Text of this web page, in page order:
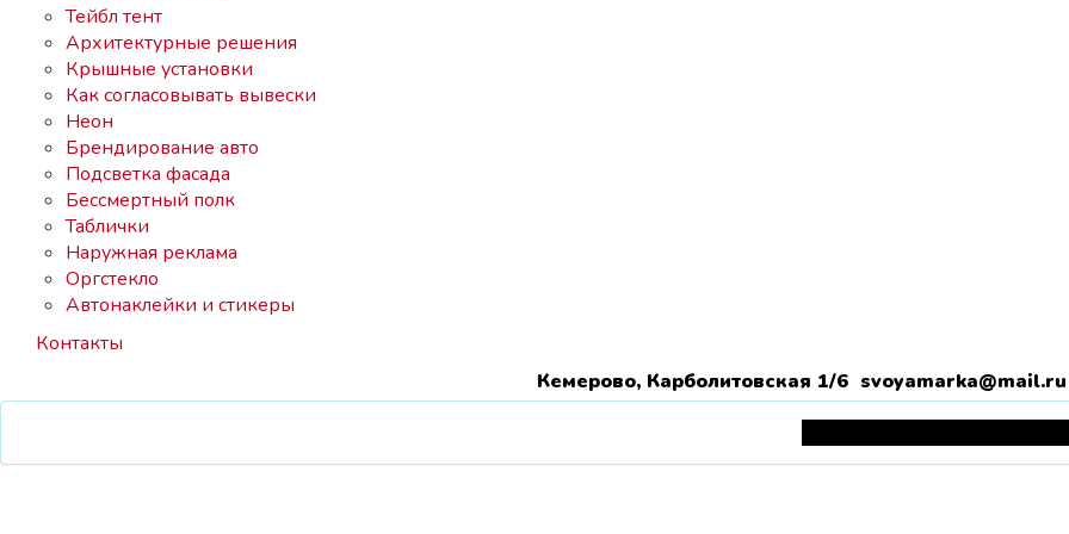
Тейбл тент
Архитектурные решения
Крышные установки
Как согласовывать вывески
Неон
Брендирование авто
Подсветка фасада
Бессмертный полк
Таблички
Наружная реклама
Оргстекло
Автонаклейки и стикеры
Контакты
Кемерово, Карболитовская 1/6 svoyamarka@mail.ru